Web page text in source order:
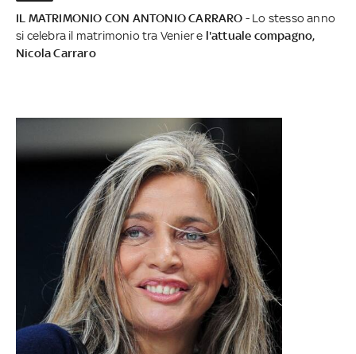
IL MATRIMONIO CON ANTONIO CARRARO - Lo stesso anno
si celebra il matrimonio tra Venier e l'attuale compagno,
Nicola Carraro